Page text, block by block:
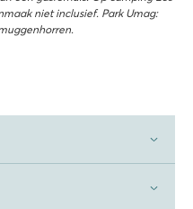
niet inclusief. Park Umag: